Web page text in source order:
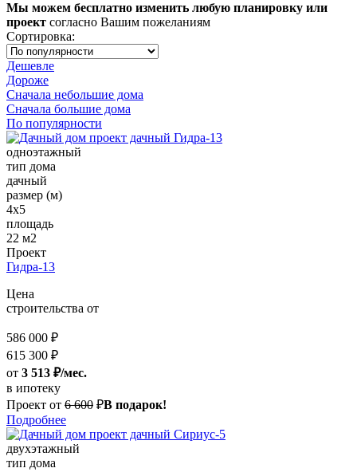
Мы можем бесплатно изменить любую планировку или
проект согласно Вашим пожеланиям
Сортировка:
Дешевле
Дороже
Сначала небольшие дома
Сначала большие дома
По популярности
одноэтажный
тип дома
дачный
размер (м)
4х5
площадь
22 м2
Проект
Гидра-13
Цена
строительства от
586 000 ₽
615 300 ₽
от 3 513 ₽/мес.
в ипотеку
Проект от 6 600 ₽В подарок!
Подробнее
двухэтажный
тип дома